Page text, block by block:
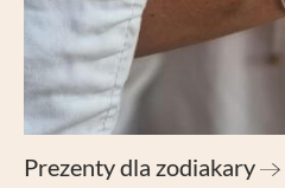
Prezenty dla zodiakary